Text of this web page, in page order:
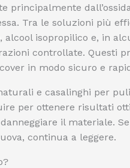
principalmente
Tra le soluzioni più
isopropilico e, in
controllate. Questi
in modo sicuro e
e casalinghi per
per ottenere risultati
il materiale.
continua a leggere.